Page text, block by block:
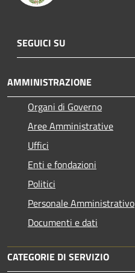
SEGUICI SU
AMMINISTRAZIONE
Organi di Governo
Aree Amministrative
Uffici
Enti e fondazioni
Politici
Personale Amministrativo
Documenti e dati
CATEGORIE DI SERVIZIO